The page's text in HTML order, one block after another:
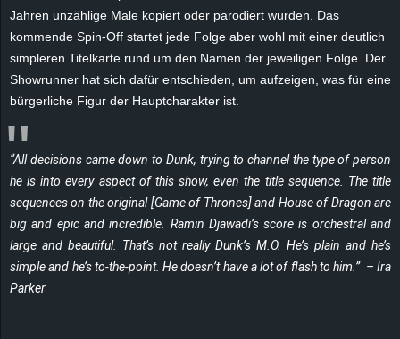
Jahren unzählige Male kopiert oder parodiert wurden. Das
kommende Spin-Off startet jede Folge aber wohl mit einer deutlich
simpleren Titelkarte rund um den Namen der jeweiligen Folge. Der
Showrunner hat sich dafür entschieden, um aufzeigen, was für eine
bürgerliche Figur der Hauptcharakter ist.
“All decisions came down to Dunk, trying to channel the type of person
he is into every aspect of this show, even the title sequence. The title
sequences on the original [Game of Thrones] and House of Dragon are
big and epic and incredible. Ramin Djawadi’s score is orchestral and
large and beautiful. That’s not really Dunk’s M.O. He’s plain and he’s
simple and he’s to-the-point. He doesn’t have a lot of flash to him.” – Ira
Parker